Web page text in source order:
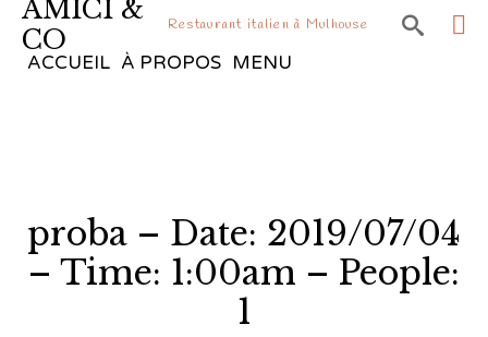
AMICI &
CO
Restaurant italien à Mulhouse 
ACCUEIL À PROPOS MENU
proba – Date: 2019/07/04
– Time: 1:00am – People:
1